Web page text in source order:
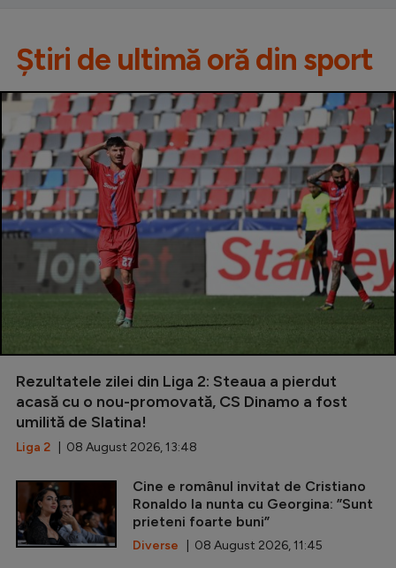
Știri de ultimă oră din sport
Rezultatele zilei din Liga 2: Steaua a pierdut
acasă cu o nou-promovată, CS Dinamo a fost
umilită de Slatina!
Liga 2 | 08 August 2026, 13:48
Cine e românul invitat de Cristiano
Ronaldo la nunta cu Georgina: ”Sunt
prieteni foarte buni”
Diverse | 08 August 2026, 11:45